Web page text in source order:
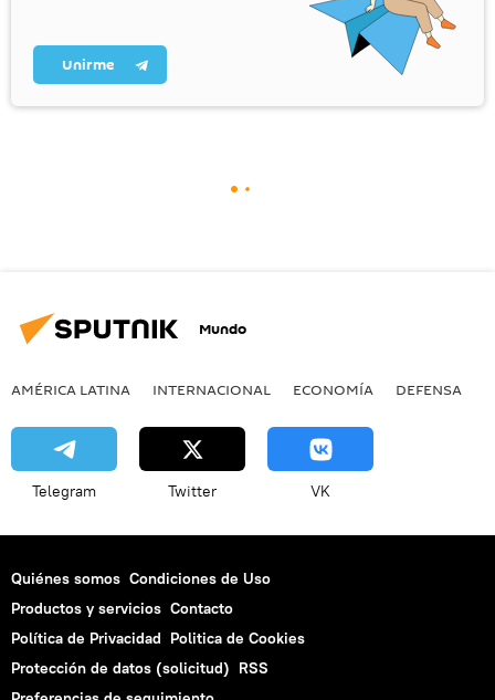
Unirme
Mundo
AMÉRICA LATINA INTERNACIONAL ECONOMÍA DEFENSA
Telegram Twitter VK
Quiénes somos Condiciones de Uso
Productos y servicios Contacto
Política de Privacidad Politica de Cookies
Protección de datos (solicitud) RSS